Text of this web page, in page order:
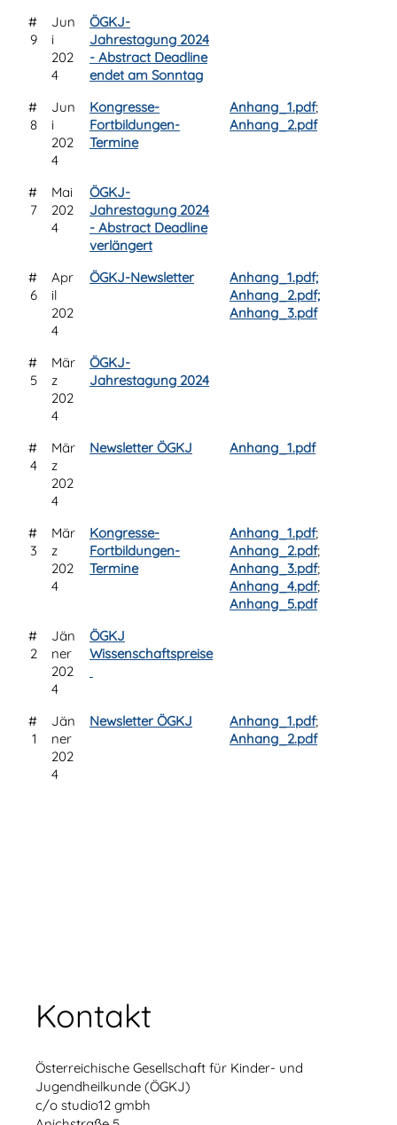
#
9
Jun
i
202
4
ÖGKJ-
Jahrestagung 2024
- Abstract Deadline
endet am Sonntag
#
8
Jun
i
202
4
Kongresse-
Fortbildungen-
Termine
Anhang_1.pdf;
Anhang_2.pdf
#
7
Mai
202
4
ÖGKJ-
Jahrestagung 2024
- Abstract Deadline
verlängert
#
6
Apr
il
202
4
ÖGKJ-Newsletter
Anhang_1.pdf;
Anhang_2.pdf;
Anhang_3.pdf
#
5
Mär
z
202
4
ÖGKJ-
Jahrestagung 2024
#
4
Mär
z
202
4
Newsletter ÖGKJ Anhang_1.pdf
#
3
Mär
z
202
4
Kongresse-
Fortbildungen-
Termine
Anhang_1.pdf;
Anhang_2.pdf;
Anhang_3.pdf;
Anhang_4.pdf;
Anhang_5.pdf
#
2
Jän
ner
202
4
ÖGKJ
Wissenschaftspreise
#
1
Jän
ner
202
4
Newsletter ÖGKJ Anhang_1.pdf;
Anhang_2.pdf
Kontakt
Österreichische Gesellschaft für Kinder- und
Jugendheilkunde (ÖGKJ)
c/o studio12 gmbh